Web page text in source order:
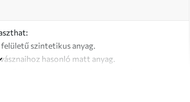
felületű szintetikus anyag.
hasonló matt anyag.